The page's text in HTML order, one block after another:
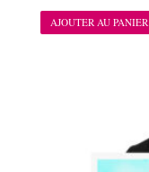
AJOUTER AU PANIER